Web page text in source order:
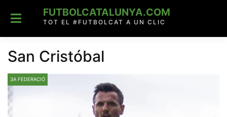
content
FUTBOLCATALUNYA.COM
TOT EL #FUTBOLCAT A UN CLIC
San Cristóbal
3A FEDERACIÓ